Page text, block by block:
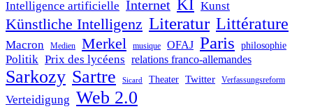
Intelligence artificielle Internet KI Kunst
Künstliche Intelligenz Literatur Littérature
Macron Medien Merkel musique OFAJ Paris philosophie
Politik Prix des lycéens relations franco-allemandes
Sarkozy Sartre Sicard Theater Twitter Verfassungsreform
Verteidigung Web 2.0